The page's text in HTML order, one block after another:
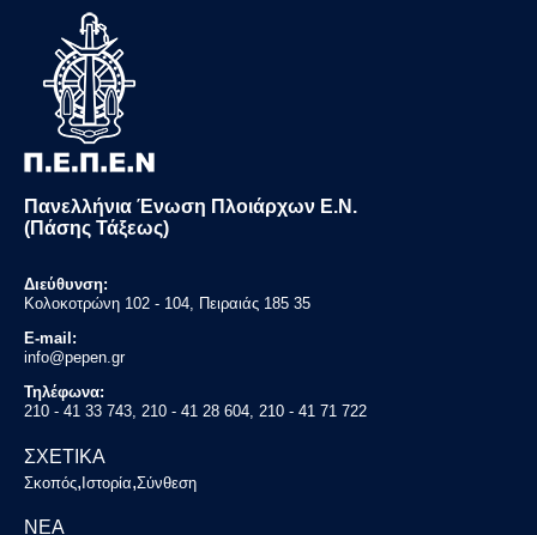
Πανελλήνια Ένωση Πλοιάρχων Ε.Ν.
(Πάσης Τάξεως)
Διεύθυνση:
Κολοκοτρώνη 102 - 104, Πειραιάς 185 35
E-mail:
info@pepen.gr
Τηλέφωνα:
210 - 41 33 743, 210 - 41 28 604, 210 - 41 71 722
ΣΧΕΤΙΚΑ
Σκοπός, Ιστορία,Σύνθεση
ΝΕΑ